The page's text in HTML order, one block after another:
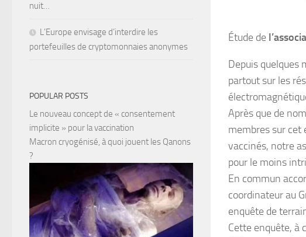
Étude de
Depuis quelques
partout sur les
Après que de
membres sur cet
vaccinés, notre
pour le moins
En commun
coordinateur au
enquête de
Cette enquête, à
nuit…
L’Europe envisage d’interdire les
portefeuilles de cryptomonnaies anonymes
POPULAR POSTS
Le nouveau concept de « consentement
implicite » pour la vaccination
Macron cryogénisé, à quoi jouent les Qanons
?